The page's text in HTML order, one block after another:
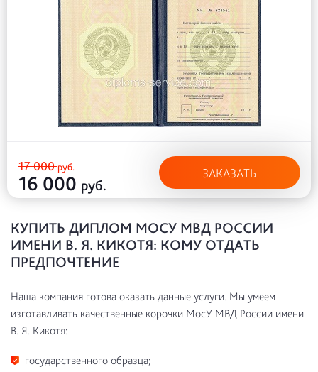
17 000руб.
16 000 руб.
ЗАКАЗАТЬ
КУПИТЬ ДИПЛОМ МОСУ МВД РОССИИ
ИМЕНИ В. Я. КИКОТЯ: КОМУ ОТДАТЬ
ПРЕДПОЧТЕНИЕ
Наша компания готова оказать данные услуги. Мы умеем
изготавливать качественные корочки МосУ МВД России имени
В. Я. Кикотя:
государственного образца;